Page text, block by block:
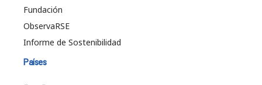
Fundación
ObservaRSE
Informe de Sostenibilidad
Países